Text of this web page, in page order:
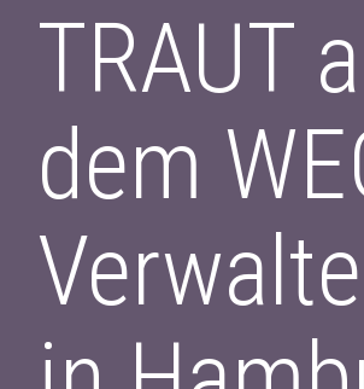
TRAUT
dem